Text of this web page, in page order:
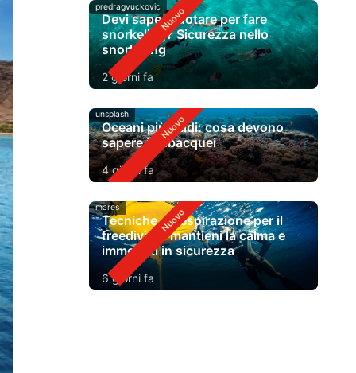
predragvuckovic
Devi saper nuotare per fare
snorkeling? Sicurezza nello
snorkeling
2 giorni fa
unsplash
Oceani più caldi: cosa devono
sapere i subacquei
4 giorni fa
mares
Tecniche di respirazione per il
freediving: mantieni la calma e
immergiti in sicurezza
6 giorni fa